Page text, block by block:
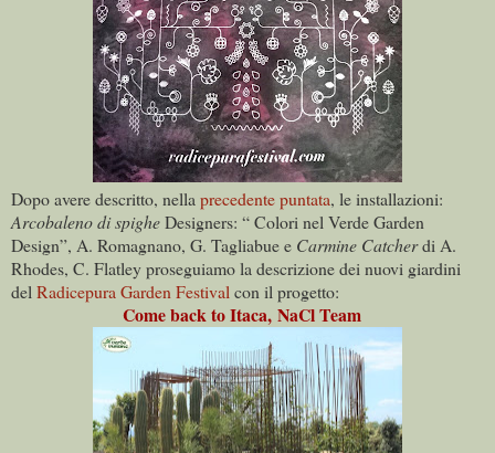
Dopo avere descritto, nellaprecedente puntata, le installazioni:
Arcobaleno di spigheDesigners: “ Colori nel Verde Garden
Design”, A. Romagnano, G. Tagliabue e Carmine Catcherdi A.
Rhodes, C. Flatley proseguiamo la descrizione dei nuovi giardini
delRadicepura Garden Festivalcon il progetto:
Come back to Itaca, NaCl Team